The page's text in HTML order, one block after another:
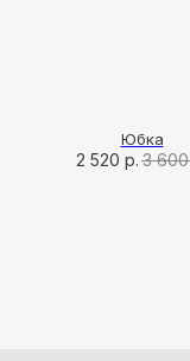
Юбка
2 520 р. 3 600